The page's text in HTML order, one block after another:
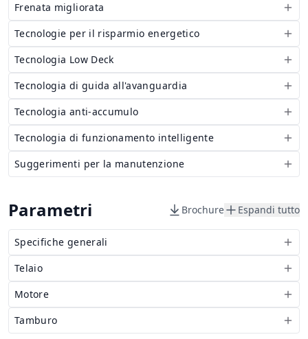
Frenata migliorata
Tecnologie per il risparmio energetico
Tecnologia Low Deck
Tecnologia di guida all'avanguardia
Tecnologia anti-accumulo
Tecnologia di funzionamento intelligente
Suggerimenti per la manutenzione
Parametri Brochure Espandi tutto
Specifiche generali
Telaio
Motore
Tamburo